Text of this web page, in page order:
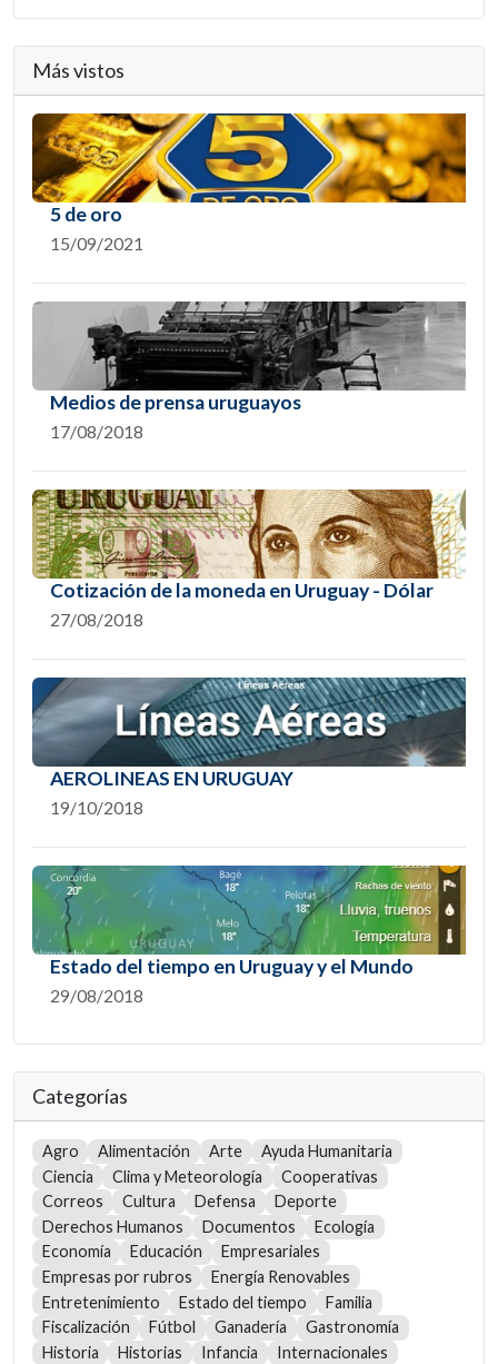
Más vistos
5 de oro
15/09/2021
Medios de prensa uruguayos
17/08/2018
Cotización de la moneda en Uruguay - Dólar
27/08/2018
AEROLINEAS EN URUGUAY
19/10/2018
Estado del tiempo en Uruguay y el Mundo
29/08/2018
Categorías
Agro Alimentación Arte
Ayuda Humanitaria
Ciencia
Clima y Meteorología
Cooperativas
Correos
Cultura Defensa
Deporte
Derechos Humanos
Documentos
Ecología
Economía
Educación
Empresariales
Empresas por rubros
Energía Renovables
Entretenimiento
Estado del tiempo
Familia
Fiscalización
Fútbol Ganadería
Gastronomía
Historia
Historias Infancia
Internacionales